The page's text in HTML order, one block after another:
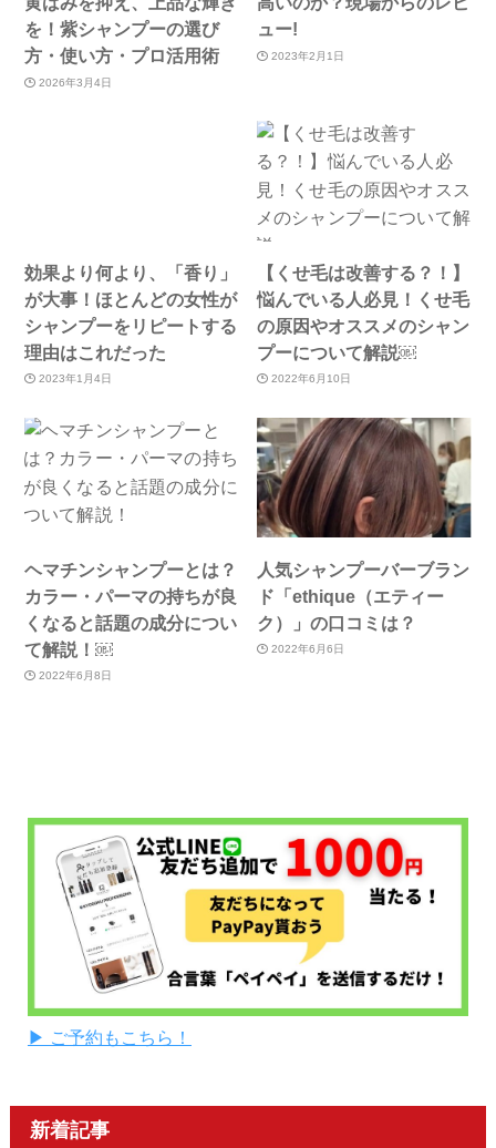
を！紫シャンプーの選び
方・使い方・プロ活用術
2026年3月4日
ュー!
2023年2月1日
効果より何より、「香り」
が大事！ほとんどの女性が
シャンプーをリピートする
理由はこれだった
2023年1月4日
【くせ毛は改善する？！】
悩んでいる人必見！くせ毛
の原因やオススメのシャン
プーについて解説￼
2022年6月10日
ヘマチンシャンプーとは？
カラー・パーマの持ちが良
くなると話題の成分につい
て解説！￼
2022年6月8日
人気シャンプーバーブラン
ド「ethique（エティー
ク）」の口コミは？
2022年6月6日
▶ ご予約もこちら！
新着記事